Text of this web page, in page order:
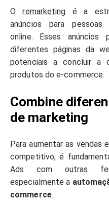
Oremarketing é a
anúncios para
online. Esses anúncios
diferentes páginas da
potenciais a concluir a
produtos do e-commerce.
Combine
de marketing
Para aumentar as vendas
competitivo, é
Ads com outras
especialmente a
commerce.